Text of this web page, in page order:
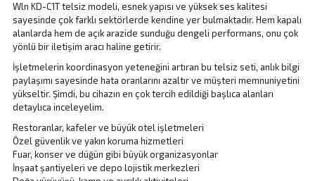
Wln KD-C1T telsiz modeli, esnek yapısı ve yüksek ses kalitesi
sayesinde çok farklı sektörlerde kendine yer bulmaktadır. Hem kapalı
alanlarda hem de açık arazide sunduğu dengeli performans, onu çok
yönlü bir iletişim aracı haline getirir.
İşletmelerin koordinasyon yeteneğini artıran bu telsiz seti, anlık bilgi
paylaşımı sayesinde hata oranlarını azaltır ve müşteri memnuniyetini
yükseltir. Şimdi, bu cihazın en çok tercih edildiği başlıca alanları
detaylıca inceleyelim.
Restoranlar, kafeler ve büyük otel işletmeleri
Özel güvenlik ve yakın koruma hizmetleri
Fuar, konser ve düğün gibi büyük organizasyonlar
İnşaat şantiyeleri ve depo lojistik merkezleri